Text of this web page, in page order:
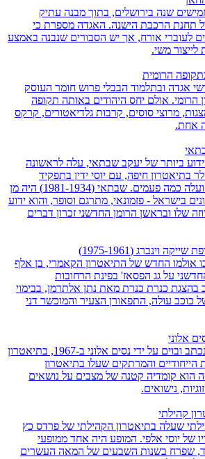
שנה בירושלים, בתוך מבנה עתיק
תחנת הרכבת הישנה. האגדה מספרת כי
לעוברי אורח, אך יש הסבורים שנבנה באמצע
הרומית
אגדה ובתלמוד הבבלי פרוש חומר העוסק
הרומי. אולם יחס היהודים באותה תקופה
מרוצי סוסים, קרבות גלדיאטורים, קרקס
אחת.
ביותר של יעקב שבתאי, עלה לראשונה
קוטלר בתיאטרון חיפה, עם יוסי ידין בתפקיד
הראשי. מאז חזר המחזה ועלה כמה פעמים. שבתאי (1981-1934) היה מן
בישראל - פזמונאי, מתרגם וסופר, והוא ידוע
שלו ובראשן הרומן החדשני זכרון דברים
וינברג (1975-1961)
1961 נחנכו אולמו החדש של התיאטרון הקאמרי, בן אלף
על גג הפסאז' בפינת הרחובות
בהצגת כנרת כנרת מאת נתן אלתרמן, בבימוי
של כוכב עולה, התפאורן הצעיר והמוכשר דני
אלוני
הכלה וצייד הפרפרים, שנכתב ובוים על ידי נסים אלוני ב-1967, בתיאטרון
הייחודיים והמרתקים שעלו בתיאטרון
הוא קומדיה קטנה של מצבים על נושאים
נישואים.
שעלה בתיאטרון הקהילתי של פרדס כץ
של יוסי אלפי. המופע היה אחד ממופעי
שפרח בשנות השבעים של המאה העשרים